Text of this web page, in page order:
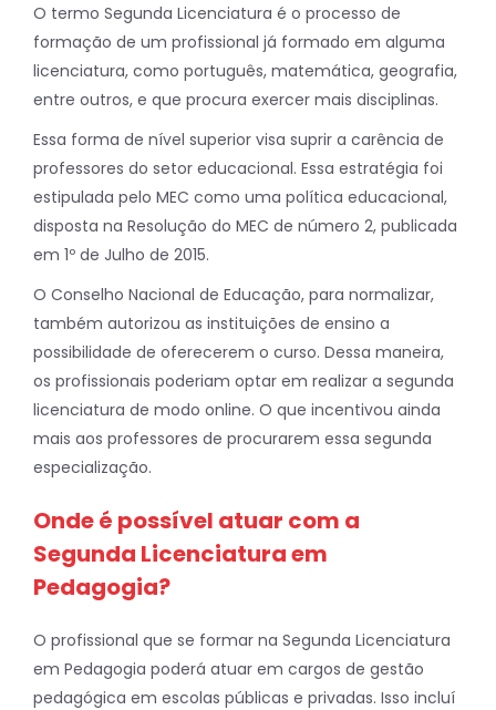
O termo Segunda Licenciatura é o processo de
formação de um profissional já formado em alguma
licenciatura, como português, matemática, geografia,
entre outros, e que procura exercer mais disciplinas.
Essa forma de nível superior visa suprir a carência de
professores do setor educacional. Essa estratégia foi
estipulada pelo MEC como uma política educacional,
disposta na Resolução do MEC de número 2, publicada
em 1º de Julho de 2015.
O Conselho Nacional de Educação, para normalizar,
também autorizou as instituições de ensino a
possibilidade de oferecerem o curso. Dessa maneira,
os profissionais poderiam optar em realizar a segunda
licenciatura de modo online. O que incentivou ainda
mais aos professores de procurarem essa segunda
especialização.
Onde é possível atuar com a
Segunda Licenciatura em
Pedagogia?
O profissional que se formar na Segunda Licenciatura
em Pedagogia poderá atuar em cargos de gestão
pedagógica em escolas públicas e privadas. Isso incluí